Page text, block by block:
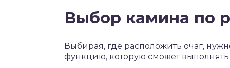
Выбор камина по
Выбирая, где расположить очаг,
функцию, которую сможет